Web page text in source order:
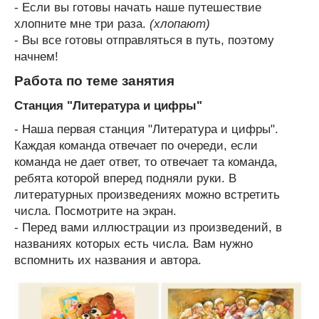
- Если вы готовы начать наше путешествие
хлопните мне три раза. (хлопают)
- Вы все готовы отправляться в путь, поэтому
начнем!
Работа по теме занятия
Станция "Литература и цифры"
- Наша первая станция "Литература и цифры".
Каждая команда отвечает по очереди, если
команда не дает ответ, то отвечает та команда,
ребята которой вперед подняли руки. В
литературных произведениях можно встретить
числа. Посмотрите на экран.
- Перед вами иллюстрации из произведений, в
названиях которых есть числа. Вам нужно
вспомнить их названия и автора.